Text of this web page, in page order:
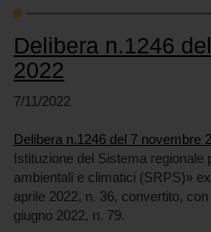
Delibera n.1246
2022
7/11/2022
Delibera n.1246 del 7 novembre
Istituzione del Sistema regionale
ambientali e climatici (SRPS)»
aprile 2022, n. 36, convertito,
giugno 2022, n. 79.